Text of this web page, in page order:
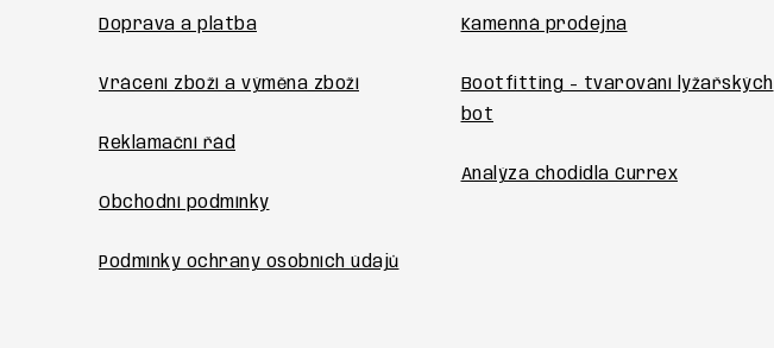
Doprava a platba
Vrácení zboží a výměna zboží
Reklamační řád
Obchodní podmínky
Podmínky ochrany osobních údajů
Kamenná prodejna
Bootfitting - tvarování lyžařských
bot
Analýza chodidla Currex